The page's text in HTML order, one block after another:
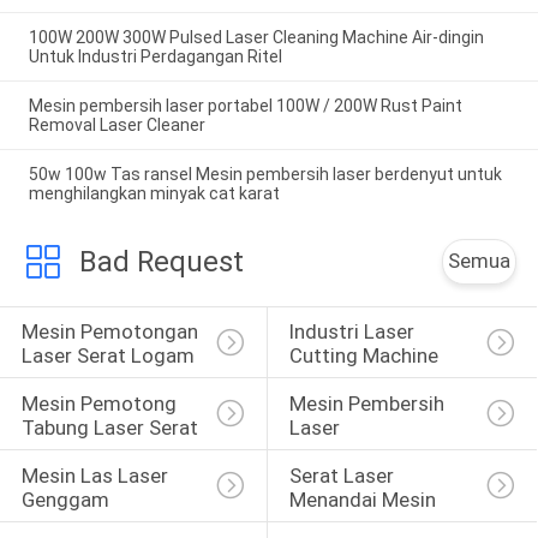
100W 200W 300W Pulsed Laser Cleaning Machine Air-dingin
Untuk Industri Perdagangan Ritel
Mesin pembersih laser portabel 100W / 200W Rust Paint
Removal Laser Cleaner
50w 100w Tas ransel Mesin pembersih laser berdenyut untuk
menghilangkan minyak cat karat
Bad Request Semua
Mesin Pemotongan
Laser Serat Logam
Industri Laser
Cutting Machine
Mesin Pemotong
Tabung Laser Serat
Mesin Pembersih
Laser
Mesin Las Laser
Genggam
Serat Laser
Menandai Mesin